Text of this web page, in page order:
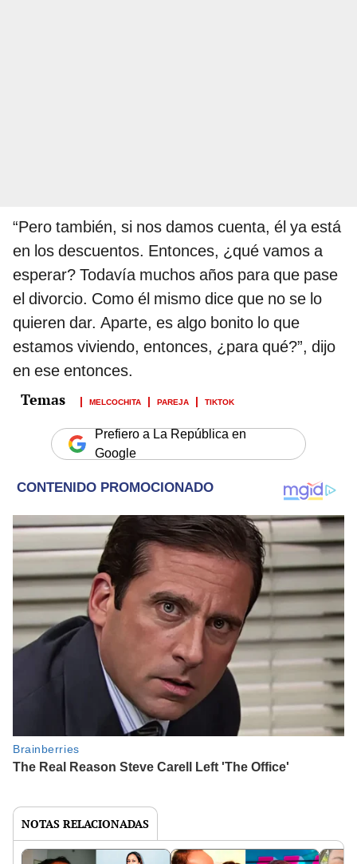
“Pero también, si nos damos cuenta, él ya está
en los descuentos. Entonces, ¿qué vamos a
esperar? Todavía muchos años para que pase
el divorcio. Como él mismo dice que no se lo
quieren dar. Aparte, es algo bonito lo que
estamos viviendo, entonces, ¿para qué?”, dijo
en ese entonces.
MELCOCHITA PAREJA TIKTOK
Prefiero a La República en
Google
NOTAS RELACIONADAS